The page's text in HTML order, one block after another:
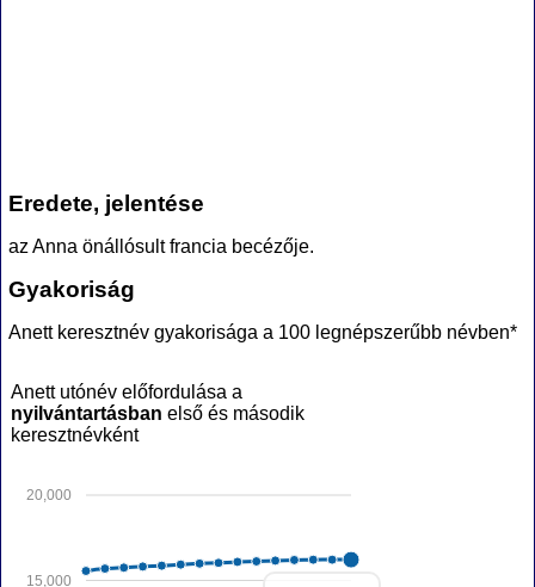
Eredete, jelentése
az Anna önállósult francia becézője.
Gyakoriság
Anett keresztnév gyakorisága a 100 legnépszerűbb névben*
Anett utónév előfordulása a
nyilvántartásban első és második
keresztnévként
15,000
20,000